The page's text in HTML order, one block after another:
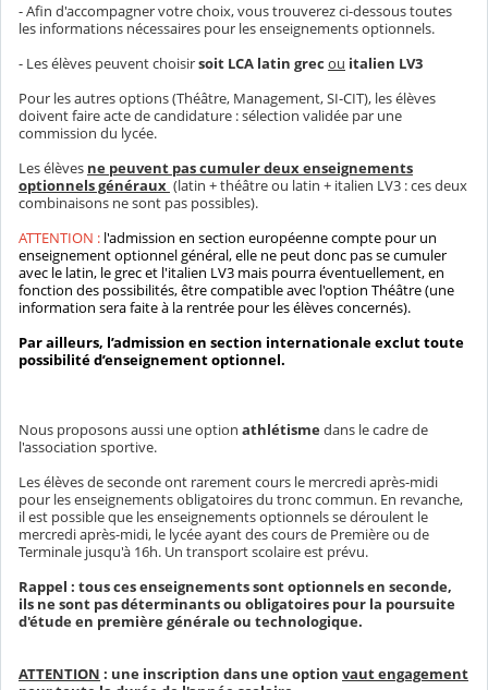
- Afin d'accompagner votre choix, vous trouverez ci-dessous toutes
les informations nécessaires pour les enseignements optionnels.
- Les élèves peuvent choisirsoit LCA latin grec ou italien LV3
Pour les autres options (Théâtre, Management, SI-CIT), les élèves
doivent faire acte de candidature : sélection validée par une
commission du lycée.
Les élèves ne peuvent pas cumuler deux enseignements
optionnels généraux (latin + théâtre ou latin + italien LV3 : ces deux
combinaisons ne sont pas possibles).
ATTENTION : l'admission en section européenne compte pour un
enseignement optionnel général, elle ne peut donc pas se cumuler
avec le latin, le grec et l'italien LV3 mais pourra éventuellement, en
fonction des possibilités, être compatible avec l'option Théâtre (une
information sera faite à la rentrée pour les élèves concernés).
Par ailleurs, l’admission en section internationale exclut toute
possibilité d’enseignement optionnel.
Nous proposons aussi une option athlétismedans le cadre de
l'association sportive.
Les élèves de seconde ont rarement cours le mercredi après-midi
pour les enseignements obligatoires du tronc commun. En revanche,
il est possible que les enseignements optionnels se déroulent le
mercredi après-midi, le lycée ayant des cours de Première ou de
Terminale jusqu'à 16h. Un transport scolaire est prévu.
Rappel : tous ces enseignements sont optionnels en seconde,
ils ne sont pas déterminants ou obligatoires pour la poursuite
d'étude en première générale ou technologique.
ATTENTION : une inscription dans une option vaut engagement